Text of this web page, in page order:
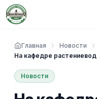
Главная
Новости
На кафедре
Новости